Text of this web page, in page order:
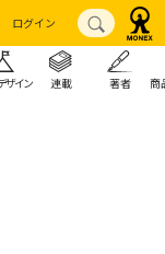
ログイン
ザイン 連載 著者 商